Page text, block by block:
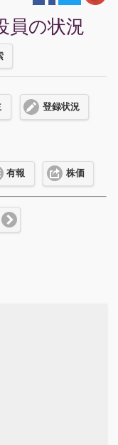
の状況
登録状況
有報 株価